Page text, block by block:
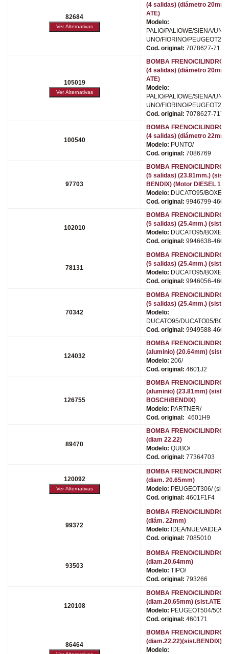
82684
(4 salidas) (diámetro
ATE)
Modelo:
PALIO/PALIOWE/SIENA/
UNO/FIORINO/
Cod. original: 7078627-
105019
BOMBA FRENO/CILINDRO
(4 salidas) (diámetro
ATE)
Modelo:
PALIO/PALIOWE/SIENA/
UNO/FIORINO/
Cod. original: 7078627-
100540
BOMBA FRENO/CILINDRO
(4 salidas) (diámetro 22mm.)
Modelo: PUNTO/
Cod. original: 7086769
97703
BOMBA FRENO/CILINDRO
(5 salidas) (23.81mm.)
BENDIX) (Motor DIESEL 1.9,
Modelo: DUCATO95/BOXER/
Cod. original: 9946799-
102010
BOMBA FRENO/CILINDRO
(5 salidas) (25.4mm.)
Modelo: DUCATO95/BOXER/
Cod. original: 9946638-
78131
BOMBA FRENO/CILINDRO
(5 salidas) (25.4mm.)
Modelo: DUCATO95/
Cod. original: 9946056-
70342
BOMBA FRENO/CILINDRO
(5 salidas) (25.4mm.)
Modelo:
DUCATO95/DUCATO05/
Cod. original: 9949588-
124032
BOMBA FRENO/CILINDRO
(aluminio) (20.64mm) (sist
Modelo: 206/
Cod. original: 4601J2
126755
BOMBA FRENO/CILINDRO
(aluminio) (23.81mm) (sist
BOSCH/BENDIX)
Modelo: PARTNER/
Cod. original: 4601H9
89470
BOMBA FRENO/CILINDRO
(diam 22.22)
Modelo: QUBO/
Cod. original: 77364703
120092
BOMBA FRENO/CILINDRO
(diam. 20.65mm)
Modelo: PEUGEOT306/
Cod. original: 4601F1F4
99372
BOMBA FRENO/CILINDRO
(diám. 22mm)
Modelo: IDEA/NUEVAIDEA/
Cod. original: 7085010
93503
BOMBA FRENO/CILINDRO
(diam.20.64mm)
Modelo: TIPO/
Cod. original: 793266
120108
BOMBA FRENO/CILINDRO
(diam.20.65mm) (sist.ATE-
Modelo: PEUGEOT504/505/
Cod. original: 460171
86464
BOMBA FRENO/CILINDRO
(diam.22.22)(sist.BENDIX)
Modelo: